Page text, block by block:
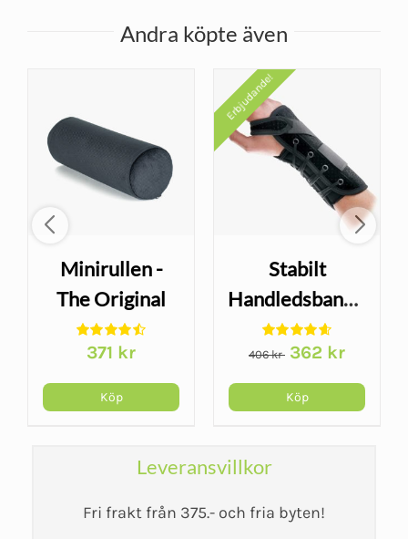
Andra köpte även
Minirullen -
The Original
McKenzie
371 kr
Köp
Erbjudande!
Stabilt
Handledsbandage
- Wrist Lacer
406kr Det
priset
362 krDet
Köp
Leveransvillkor
Fri frakt från 375.- och fria byten!